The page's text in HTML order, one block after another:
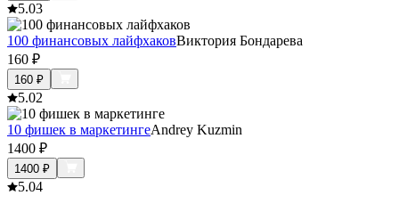
5.03
100 финансовых лайфхаковВиктория Бондарева
160 ₽
160 ₽
5.02
10 фишек в маркетингеAndrey Kuzmin
1400 ₽
1400 ₽
5.04